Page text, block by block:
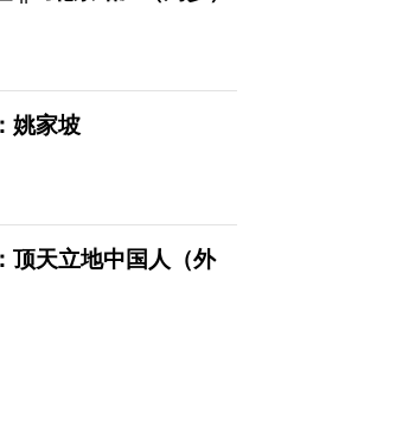
姚家坡
顶天立地中国人（外